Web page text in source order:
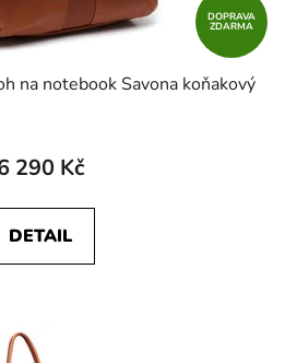
DOPRAVA
ZDARMA
na notebook Savona koňakový
290 Kč
DETAIL